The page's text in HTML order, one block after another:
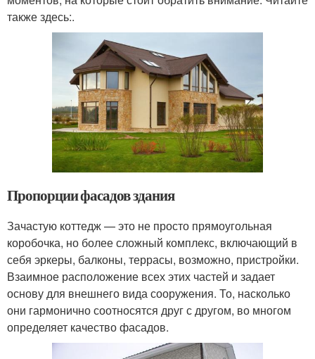
также здесь:.
Пропорции фасадов здания
Зачастую коттедж — это не просто прямоугольная
коробочка, но более сложный комплекс, включающий в
себя эркеры, балконы, террасы, возможно, пристройки.
Взаимное расположение всех этих частей и задает
основу для внешнего вида сооружения. То, насколько
они гармонично соотносятся друг с другом, во многом
определяет качество фасадов.